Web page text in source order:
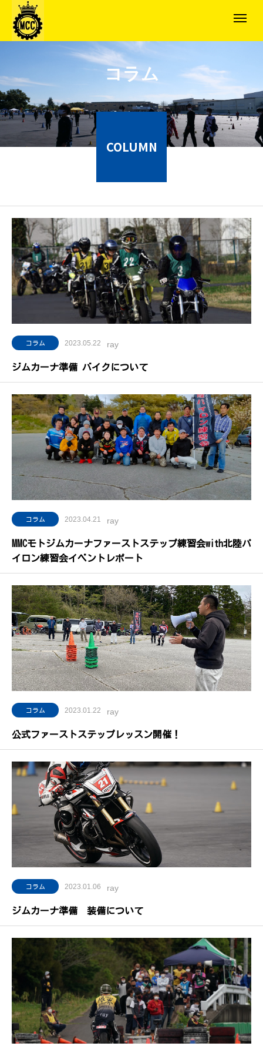
コラム
COLUMN
コラム 2023.05.22 ray
ジムカーナ準備 バイクについて
コラム 2023.04.21 ray
MMCモトジムカーナファーストステップ練習会with北陸パ
イロン練習会イベントレポート
コラム 2023.01.22 ray
公式ファーストステップレッスン開催！
コラム 2023.01.06 ray
ジムカーナ準備 装備について